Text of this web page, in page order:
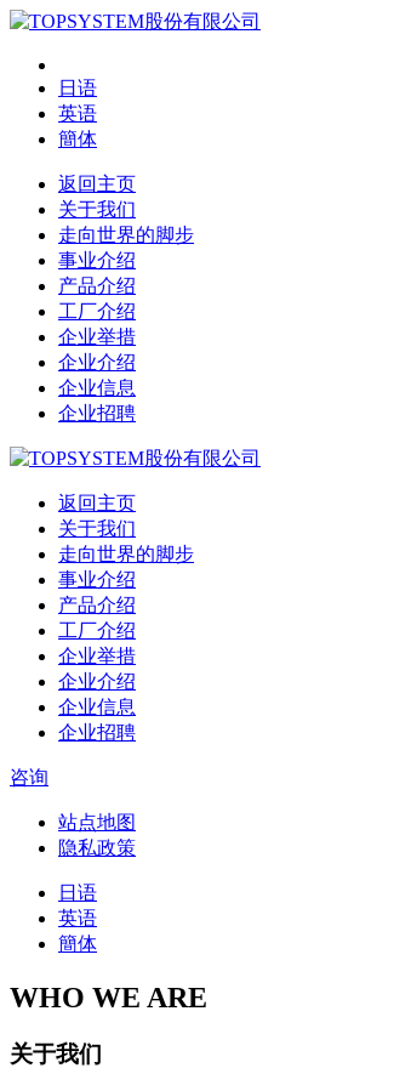
日语
英语
簡体
返回主页
关于我们
走向世界的脚步
事业介绍
产品介绍
工厂介绍
企业举措
企业介绍
企业信息
企业招聘
返回主页
关于我们
走向世界的脚步
事业介绍
产品介绍
工厂介绍
企业举措
企业介绍
企业信息
企业招聘
咨询
站点地图
隐私政策
日语
英语
簡体
WHO WE ARE
关于我们